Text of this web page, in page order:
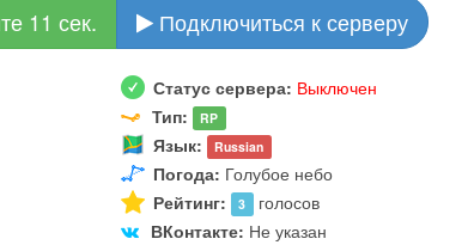
11 сек. Подключиться к серверу
Статус сервера: Выключен
Тип: RP
Язык: Russian
Погода: Голубое небо
Рейтинг: 3 голосов
ВКонтакте: Не указан